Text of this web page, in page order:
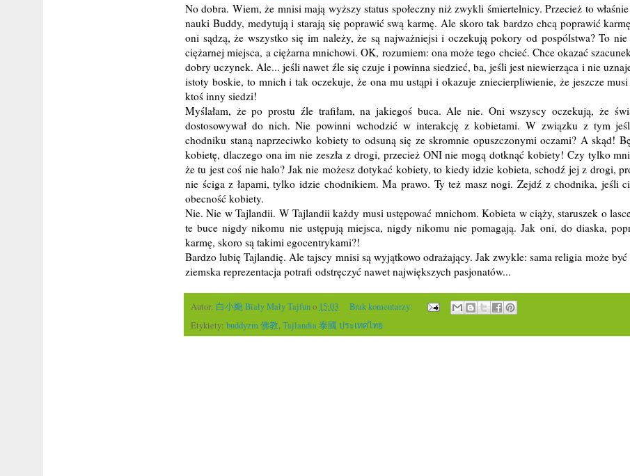
No dobra. Wiem, że mnisi mają wyższy status społeczny niż zwykli śmiertelnicy. Przecież to
nauki Buddy, medytują i starają się poprawić swą karmę. Ale skoro tak bardzo chcą poprawić
oni sądzą, że wszystko się im należy, że są najważniejsi i oczekują pokory od pospólstwa? To
ciężarnej miejsca, a ciężarna mnichowi. OK, rozumiem: ona może tego chcieć. Chce okazać
dobry uczynek. Ale... jeśli nawet źle się czuje i powinna siedzieć, ba, jeśli jest niewierząca i nie
istoty boskie, to mnich i tak oczekuje, że ona mu ustąpi i okazuje zniecierpliwienie, że jeszcze
ktoś inny siedzi!
Myślałam, że po prostu źle trafiłam, na jakiegoś buca. Ale nie. Oni wszyscy oczekują, że
dostosowywał do nich. Nie powinni wchodzić w interakcję z kobietami. W związku z tym
chodniku staną naprzeciwko kobiety to odsuną się ze skromnie opuszczonymi oczami? A skąd!
kobietę, dlaczego ona im nie zeszła z drogi, przecież ONI nie mogą dotknąć kobiety! Czy tylko
że tu jest coś nie halo? Jak nie możesz dotykać kobiety, to kiedy idzie kobieta, schodź jej z drogi,
nie ściga z łapami, tylko idzie chodnikiem. Ma prawo. Ty też masz nogi. Zejdź z chodnika, jeśli
obecność kobiety.
Nie. Nie w Tajlandii. W Tajlandii każdy musi ustępować mnichom. Kobieta w ciąży, staruszek o
te buce nigdy nikomu nie ustępują miejsca, nigdy nikomu nie pomagają. Jak oni, do diaska,
karmę, skoro są takimi egocentrykami?!
Bardzo lubię Tajlandię. Ale tajscy mnisi są wyjątkowo odrażający. Jak zwykle: sama religia może
ziemska reprezentacja potrafi odstręczyć nawet największych pasjonatów...
Autor: 白小颱 Biały Mały Tajfuno 15:03
Brak komentarzy:
Etykiety: buddyzm 佛教,Tajlandia 泰國 ประเทศไทย